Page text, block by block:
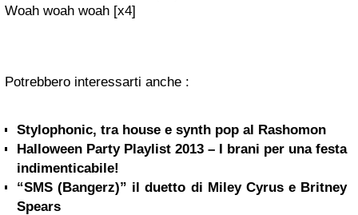
Woah woah woah [x4]
Potrebbero interessarti anche :
Stylophonic, tra house e synth pop al Rashomon
Halloween Party Playlist 2013 – I brani per una festa
indimenticabile!
“SMS (Bangerz)” il duetto di Miley Cyrus e Britney
Spears